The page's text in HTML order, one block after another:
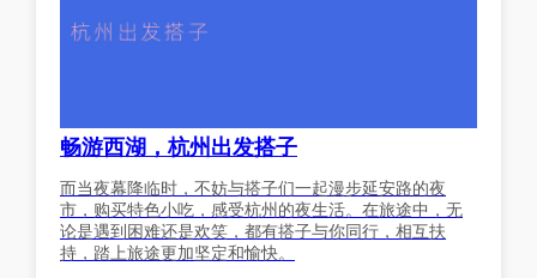
畅游西湖，杭州出发搭子
而当夜幕降临时，不妨与搭子们一起漫步延安路的夜
市，购买特色小吃，感受杭州的夜生活。在旅途中，无
论是遇到困难还是欢笑，都有搭子与你同行，相互扶
持，踏上旅途更加坚定和愉快。